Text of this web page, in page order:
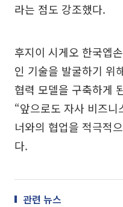
라는 점도 강조했다.
후지이 시게오 한국엡
인 기술을 발굴하기 위
협력 모델을 구축하게
“앞으로도 자사 비즈
너와의 협업을 적극적
다.
관련 뉴스